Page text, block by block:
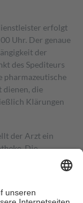
erfolgt
Uhr. Der genaue
der
des Spediteurs
pharmazeutische
dienen, die
Klärungen
der Arzt ein
Die
Regel die
als Zuzahlung
Höhe von zehn